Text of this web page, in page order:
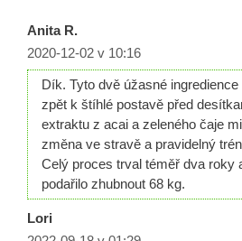
Anita R.
2020-12-02 v 10:16
Dík. Tyto dvě úžasné
zpět k štíhlé postavě před
extraktu z acai a zeleného čaje
změna ve stravě a pravidelný
Celý proces trval téměř dva roky
podařilo zhubnout 68 kg.
Lori